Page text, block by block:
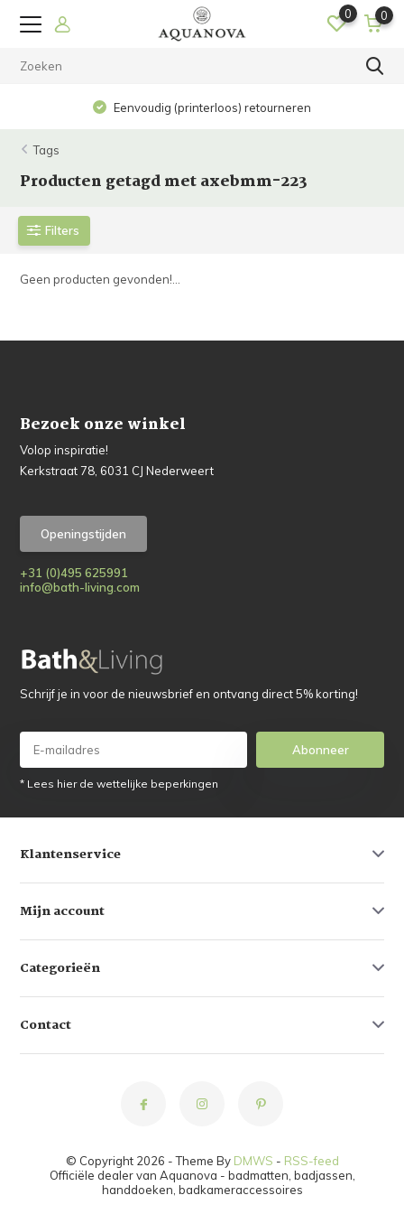
0 0
Eenvoudig (printerloos) retourneren
Tags
Producten getagd met axebmm-223
Filters
Geen producten gevonden!...
Bezoek onze winkel
Volop inspiratie!
Kerkstraat 78, 6031 CJ Nederweert
Openingstijden
+31 (0)495 625991
info@bath-living.com
Schrijf je in voor de nieuwsbrief en ontvang direct 5% korting!
Abonneer
* Lees hier de wettelijke beperkingen
Klantenservice
Mijn account
Categorieën
Contact
© Copyright 2026 - Theme By DMWS - RSS-feed
Officiële dealer van Aquanova - badmatten, badjassen,
handdoeken, badkameraccessoires